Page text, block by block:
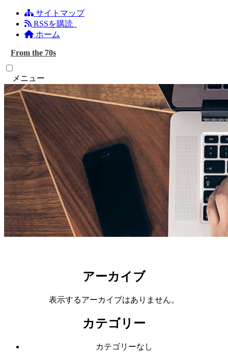
サイトマップ
RSSを購読
ホーム
From the 70s
メニュー
アーカイブ
表示するアーカイブはありません。
カテゴリー
カテゴリーなし